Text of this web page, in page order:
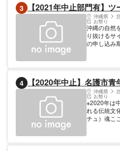
3 【2021年中止部門有】
沖縄県
お祭り
沖縄の自然
り抜けるサ
の申し込み
4 【2020年中止】名護市
沖縄県
お祭り
※2020年は
れる伝統文
チュ）魂こ